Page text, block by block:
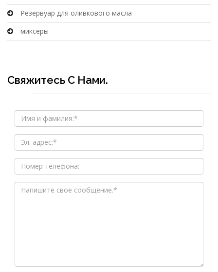
Резервуар для оливкового масла
миксеры
Свяжитесь С Нами.